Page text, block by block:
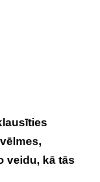
veidu, kā tās